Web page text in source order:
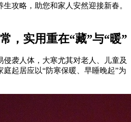
攻略，助您和家人安然迎接新春。
，实用重在“藏”与“暖”
侵袭人体，大寒尤其对老人、儿童及
起居应以“防寒保暖、早睡晚起”为